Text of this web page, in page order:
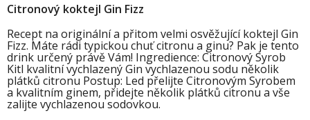
Citronový koktejl Gin Fizz
Recept na originální a přitom velmi osvěžující koktejl Gin
Fizz. Máte rádi typickou chuť citronu a ginu? Pak je tento
drink určený právě Vám! Ingredience: Citronový Syrob
Kitl kvalitní vychlazený Gin vychlazenou sodu několik
plátků citronu Postup: Led přelijte Citronovým Syrobem
a kvalitním ginem, přidejte několik plátků citronu a vše
zalijte vychlazenou sodovkou.